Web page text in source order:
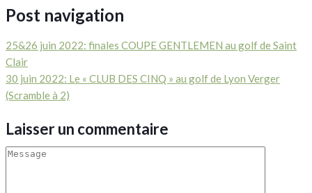
Post navigation
25&26 juin 2022: finales COUPE GENTLEMEN au golf de Saint
Clair
30 juin 2022: Le « CLUB DES CINQ » au golf de Lyon Verger
(Scramble à 2)
Laisser un commentaire